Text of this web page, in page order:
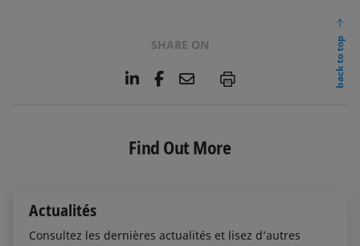
SHARE ON
L
e
d
F
b
o
E
l
P
back to top
Find Out More
Actualités
Consultez les dernières actualités et lisez d’autres